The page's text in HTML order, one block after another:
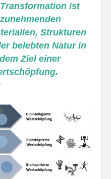
ist
Strukturen
belebten Natur in
Ziel einer